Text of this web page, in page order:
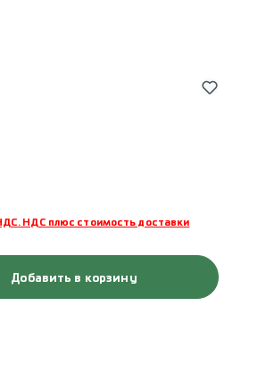
НДС плюс стоимость доставки
Добавить в корзину